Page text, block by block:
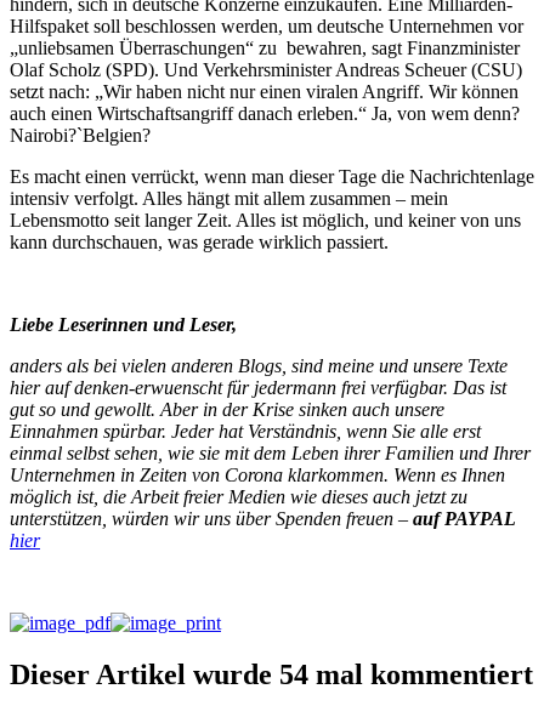
Hilfspaket soll beschlossen werden, um deutsche Unternehmen vor
„unliebsamen Überraschungen“ zu bewahren, sagt Finanzminister
Olaf Scholz (SPD). Und Verkehrsminister Andreas Scheuer (CSU)
setzt nach: „Wir haben nicht nur einen viralen Angriff. Wir können
auch einen Wirtschaftsangriff danach erleben.“ Ja, von wem denn?
Nairobi?`Belgien?
Es macht einen verrückt, wenn man dieser Tage die Nachrichtenlage
intensiv verfolgt. Alles hängt mit allem zusammen – mein
Lebensmotto seit langer Zeit. Alles ist möglich, und keiner von uns
kann durchschauen, was gerade wirklich passiert.
Liebe Leserinnen und Leser,
anders als bei vielen anderen Blogs, sind meine und unsere Texte
hier auf denken-erwuenscht für jedermann frei verfügbar. Das ist
gut so und gewollt. Aber in der Krise sinken auch unsere
Einnahmen spürbar. Jeder hat Verständnis, wenn Sie alle erst
einmal selbst sehen, wie sie mit dem Leben ihrer Familien und Ihrer
Unternehmen in Zeiten von Corona klarkommen. Wenn es Ihnen
möglich ist, die Arbeit freier Medien wie dieses auch jetzt zu
unterstützen, würden wir uns über Spenden freuen – auf PAYPAL
hier
Dieser Artikel wurde 54 mal kommentiert